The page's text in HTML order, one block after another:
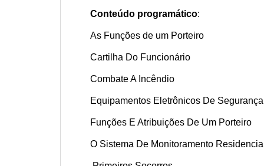
Conteúdo programático:
As Funções de um Porteiro
Cartilha Do Funcionário
Combate A Incêndio
Equipamentos Eletrônicos De Segurança
Funções E Atribuições De Um Porteiro
O Sistema De Monitoramento